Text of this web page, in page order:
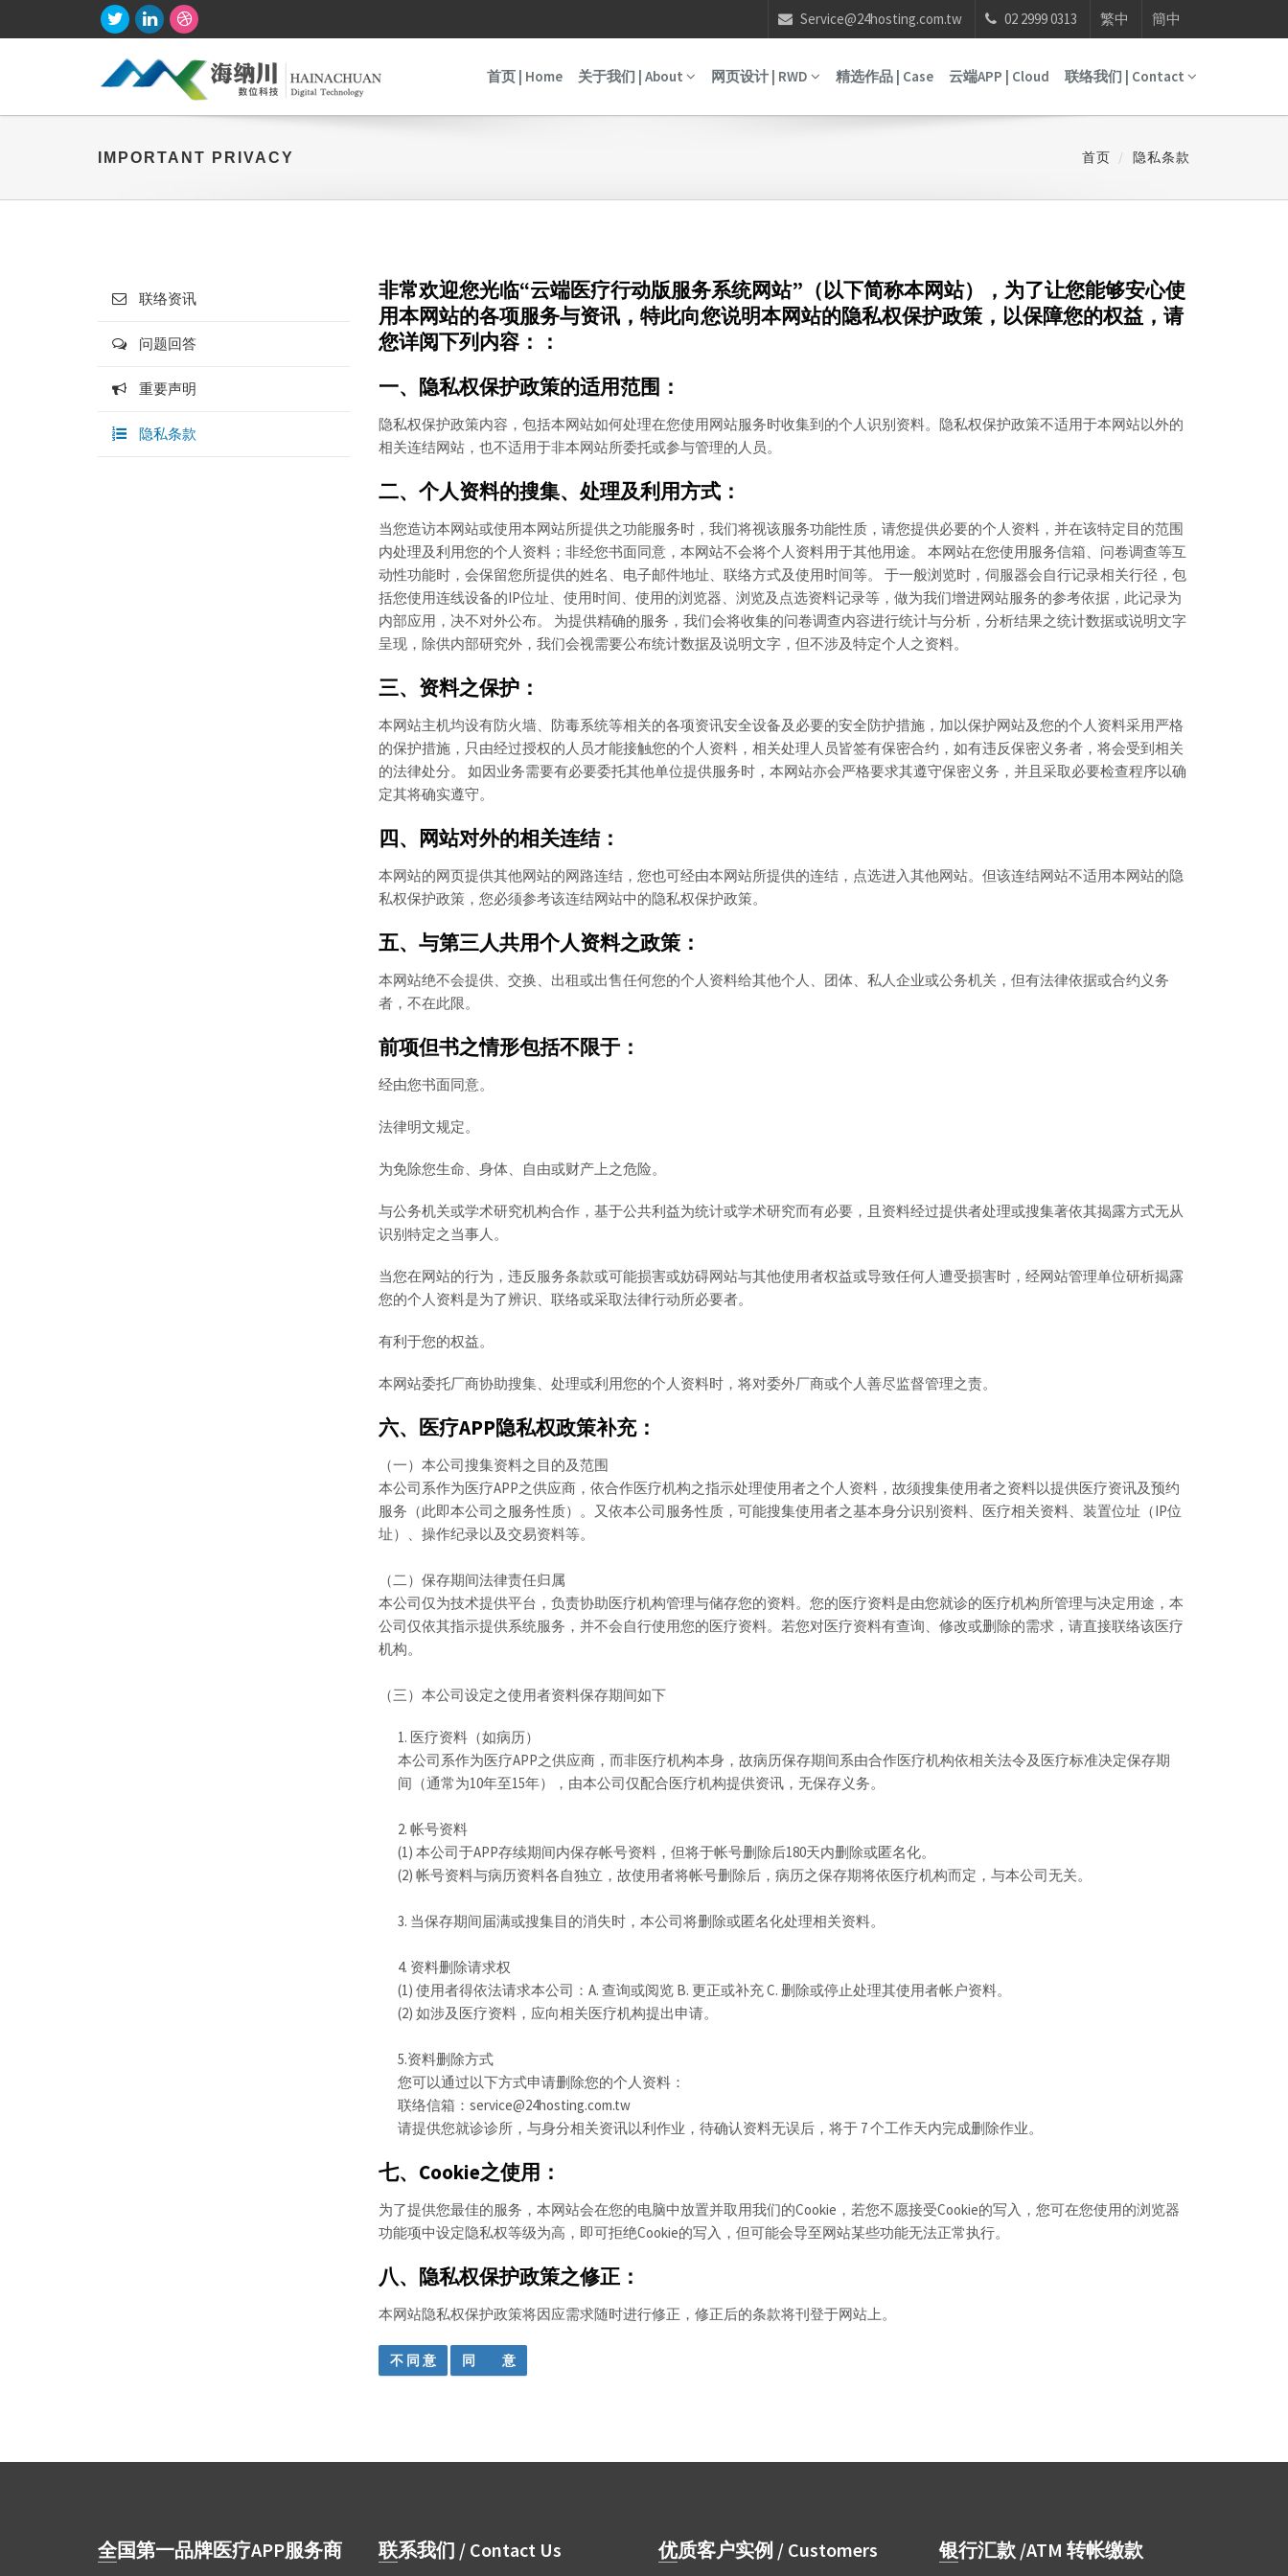
Service@24hosting.com.tw 02 2999 0313 繁中 簡中
首页 | Home 关于我们 | About 网页设计 | RWD 精选作品 | Case 云端APP | Cloud 联络我们 | Contact
IMPORTANT PRIVACY 首页 隐私条款
联络资讯
问题回答
重要声明
隐私条款
非常欢迎您光临“云端医疗行动版服务系统网站”（以下简称本网站），为了让您能够安心使
用本网站的各项服务与资讯，特此向您说明本网站的隐私权保护政策，以保障您的权益，请
您详阅下列内容：：
一、隐私权保护政策的适用范围：
隐私权保护政策内容，包括本网站如何处理在您使用网站服务时收集到的个人识别资料。隐私权保护政策不适用于本网站以外的
相关连结网站，也不适用于非本网站所委托或参与管理的人员。
二、个人资料的搜集、处理及利用方式：
当您造访本网站或使用本网站所提供之功能服务时，我们将视该服务功能性质，请您提供必要的个人资料，并在该特定目的范围
内处理及利用您的个人资料；非经您书面同意，本网站不会将个人资料用于其他用途。 本网站在您使用服务信箱、问卷调查等互
动性功能时，会保留您所提供的姓名、电子邮件地址、联络方式及使用时间等。 于一般浏览时，伺服器会自行记录相关行径，包
括您使用连线设备的IP位址、使用时间、使用的浏览器、浏览及点选资料记录等，做为我们增进网站服务的参考依据，此记录为
内部应用，决不对外公布。 为提供精确的服务，我们会将收集的问卷调查内容进行统计与分析，分析结果之统计数据或说明文字
呈现，除供内部研究外，我们会视需要公布统计数据及说明文字，但不涉及特定个人之资料。
三、资料之保护：
本网站主机均设有防火墙、防毒系统等相关的各项资讯安全设备及必要的安全防护措施，加以保护网站及您的个人资料采用严格
的保护措施，只由经过授权的人员才能接触您的个人资料，相关处理人员皆签有保密合约，如有违反保密义务者，将会受到相关
的法律处分。 如因业务需要有必要委托其他单位提供服务时，本网站亦会严格要求其遵守保密义务，并且采取必要检查程序以确
定其将确实遵守。
四、网站对外的相关连结：
本网站的网页提供其他网站的网路连结，您也可经由本网站所提供的连结，点选进入其他网站。但该连结网站不适用本网站的隐
私权保护政策，您必须参考该连结网站中的隐私权保护政策。
五、与第三人共用个人资料之政策：
本网站绝不会提供、交换、出租或出售任何您的个人资料给其他个人、团体、私人企业或公务机关，但有法律依据或合约义务
者，不在此限。
前项但书之情形包括不限于：
经由您书面同意。
法律明文规定。
为免除您生命、身体、自由或财产上之危险。
与公务机关或学术研究机构合作，基于公共利益为统计或学术研究而有必要，且资料经过提供者处理或搜集著依其揭露方式无从
识别特定之当事人。
当您在网站的行为，违反服务条款或可能损害或妨碍网站与其他使用者权益或导致任何人遭受损害时，经网站管理单位研析揭露
您的个人资料是为了辨识、联络或采取法律行动所必要者。
有利于您的权益。
本网站委托厂商协助搜集、处理或利用您的个人资料时，将对委外厂商或个人善尽监督管理之责。
六、医疗APP隐私权政策补充：
（一）本公司搜集资料之目的及范围
本公司系作为医疗APP之供应商，依合作医疗机构之指示处理使用者之个人资料，故须搜集使用者之资料以提供医疗资讯及预约
服务（此即本公司之服务性质）。又依本公司服务性质，可能搜集使用者之基本身分识别资料、医疗相关资料、装置位址（IP位
址）、操作纪录以及交易资料等。
（二）保存期间法律责任归属
本公司仅为技术提供平台，负责协助医疗机构管理与储存您的资料。您的医疗资料是由您就诊的医疗机构所管理与决定用途，本
公司仅依其指示提供系统服务，并不会自行使用您的医疗资料。若您对医疗资料有查询、修改或删除的需求，请直接联络该医疗
机构。
（三）本公司设定之使用者资料保存期间如下
1. 医疗资料（如病历）
本公司系作为医疗APP之供应商，而非医疗机构本身，故病历保存期间系由合作医疗机构依相关法令及医疗标准决定保存期
间（通常为10年至15年），由本公司仅配合医疗机构提供资讯，无保存义务。
2. 帐号资料
(1) 本公司于APP存续期间内保存帐号资料，但将于帐号删除后180天内删除或匿名化。
(2) 帐号资料与病历资料各自独立，故使用者将帐号删除后，病历之保存期将依医疗机构而定，与本公司无关。
3. 当保存期间届满或搜集目的消失时，本公司将删除或匿名化处理相关资料。
4. 资料删除请求权
(1) 使用者得依法请求本公司：A. 查询或阅览 B. 更正或补充 C. 删除或停止处理其使用者帐户资料。
(2) 如涉及医疗资料，应向相关医疗机构提出申请。
5.资料删除方式
您可以通过以下方式申请删除您的个人资料：
联络信箱：service@24hosting.com.tw
请提供您就诊诊所，与身分相关资讯以利作业，待确认资料无误后，将于 7 个工作天内完成删除作业。
七、Cookie之使用：
为了提供您最佳的服务，本网站会在您的电脑中放置并取用我们的Cookie，若您不愿接受Cookie的写入，您可在您使用的浏览器
功能项中设定隐私权等级为高，即可拒绝Cookie的写入，但可能会导至网站某些功能无法正常执行。
八、隐私权保护政策之修正：
本网站隐私权保护政策将因应需求随时进行修正，修正后的条款将刊登于网站上。
全国第一品牌医疗APP服务商 联系我们 / Contact Us 优质客户实例 / Customers 银行汇款 /ATM 转帐缴款